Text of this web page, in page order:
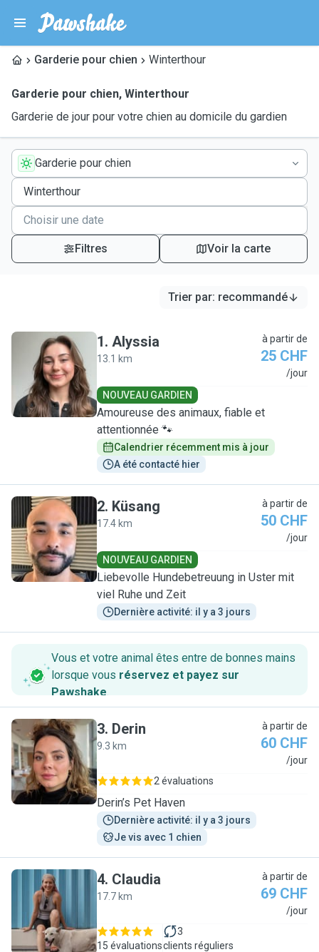
Garderie pour chien Winterthour
Garderie pour chien, Winterthour
Garderie de jour pour votre chien au domicile du gardien
Garderie pour chien
Filtres Voir la carte
Trier par: recommandé
A
1. Alyssia
13.1 km
à partir de
25 CHF
/jour
NOUVEAU GARDIEN
Amoureuse des animaux, fiable et
attentionnée 🐾
Calendrier récemment mis à jour
A été contacté hier
K
2. Küsang
17.4 km
à partir de
50 CHF
/jour
NOUVEAU GARDIEN
Liebevolle Hundebetreuung in Uster mit
viel Ruhe und Zeit
Dernière activité: il y a 3 jours
Vous et votre animal êtes entre de bonnes mains
lorsque vous réservez et payez sur
Pawshake.
D
3. Derin
9.3 km
à partir de
60 CHF
/jour
2 évaluations
Derin’s Pet Haven
Dernière activité: il y a 3 jours
Je vis avec 1 chien
C
4. Claudia
17.7 km
à partir de
69 CHF
/jour
15 évaluations
3
clients réguliers